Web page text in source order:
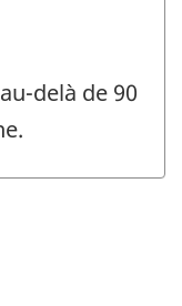
delà de 90